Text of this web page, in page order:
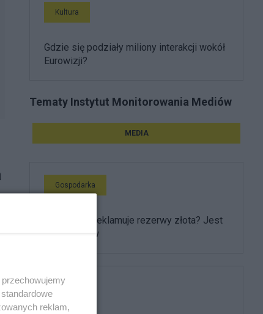
Kultura
Gdzie się podziały miliony interakcji wokół
Eurowizji?
Tematy Instytut Monitorowania Mediów
MEDIA
Gospodarka
Gdzie NBP reklamuje rezerwy złota? Jest
lista mediów
reklam,